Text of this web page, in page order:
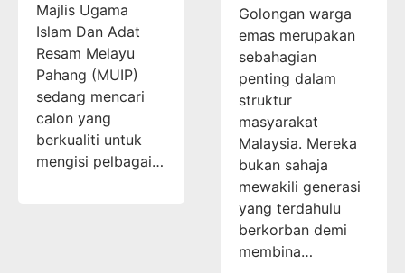
Majlis Ugama
Islam Dan Adat
Resam Melayu
Pahang (MUIP)
sedang mencari
calon yang
berkualiti untuk
mengisi pelbagai…
Golongan warga
emas merupakan
sebahagian
penting dalam
struktur
masyarakat
Malaysia. Mereka
bukan sahaja
mewakili generasi
yang terdahulu
berkorban demi
membina…